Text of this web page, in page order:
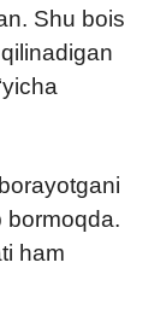
Shu bois
bormoqda.
ham